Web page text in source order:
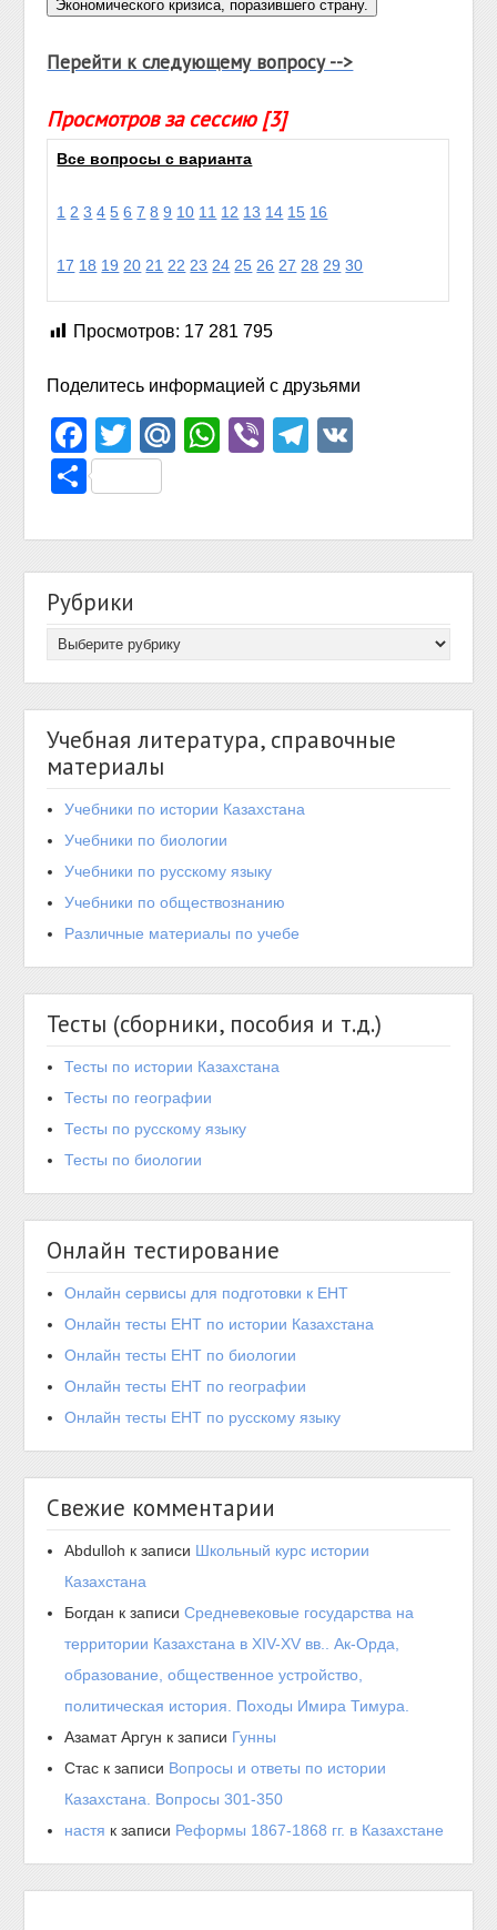
Перейти к следующему вопросу -->
Просмотров за сессию [3]
Все вопросы с варианта
1 2 3 4 5 6 7 8 9 10 11 12 13 14 15 16
17 18 19 20 21 22 23 24 25 26 27 28 29 30
Просмотров: 17 281 795
Поделитесь информацией с друзьями
Facebook
TwitterMail.Ru
WhatsApp
ViberTelegram
Отправить
Рубрики
Учебная литература, справочные
материалы
Учебники по истории Казахстана
Учебники по биологии
Учебники по русскому языку
Учебники по обществознанию
Различные материалы по учебе
Тесты (сборники, пособия и т.д.)
Тесты по истории Казахстана
Тесты по географии
Тесты по русскому языку
Тесты по биологии
Онлайн тестирование
Онлайн сервисы для подготовки к ЕНТ
Онлайн тесты ЕНТ по истории Казахстана
Онлайн тесты ЕНТ по биологии
Онлайн тесты ЕНТ по географии
Онлайн тесты ЕНТ по русскому языку
Свежие комментарии
Abdulloh к записи Школьный курс истории
Казахстана
Богдан к записиСредневековые государства на
территории Казахстана в XIV-XV вв.. Ак-Орда,
образование, общественное устройство,
политическая история. Походы Имира Тимура.
Азамат Аргун к записи Гунны
Стас к записи Вопросы и ответы по истории
Казахстана. Вопросы 301-350
настя к записи Реформы 1867-1868 гг. в Казахстане